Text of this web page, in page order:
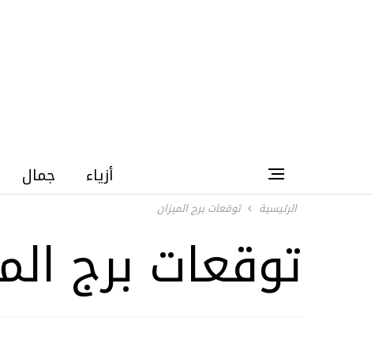
أزياء جمال
الرئيسية توقعات برج الميزان
توقعات برج